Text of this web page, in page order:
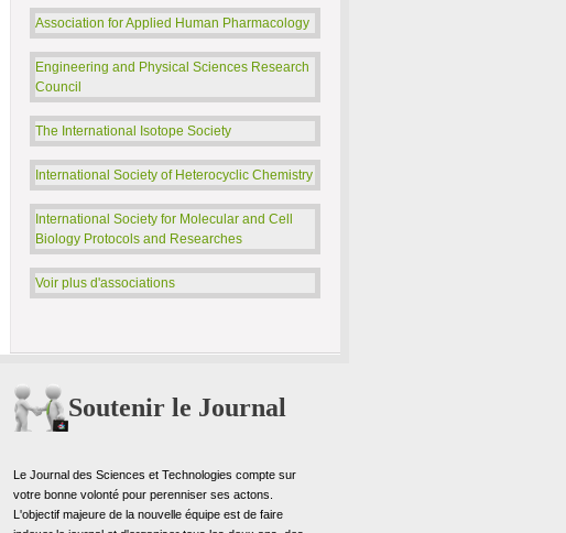
Association for Applied Human Pharmacology
Engineering and Physical Sciences Research
Council
The International Isotope Society
International Society of Heterocyclic Chemistry
International Society for Molecular and Cell
Biology Protocols and Researches
Voir plus d'associations
Soutenir le Journal
Le Journal des Sciences et Technologies compte sur
votre bonne volonté pour perenniser ses actons.
L'objectif majeure de la nouvelle équipe est de faire